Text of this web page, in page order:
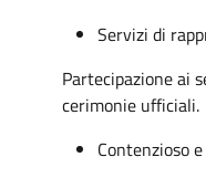
Servizi di
Partecipazione ai
cerimonie ufficiali.
Contenzioso